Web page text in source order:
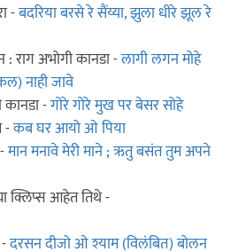
-बदरिया बरसे रे सैंय्या, झुला धीरे झूल रे
राग अभोगी कानडा -लागी लगन मोहे
नाही जावे
कानडा -गोरे गोरे मुख पर बेसर सोहे
-कब घर आयो ओ पिया
-मान मनावे मेरी माने ; ऋतु बसंत तुम अपने
क्लिप्स आहेत तिथे -
-दरसन दीजो ओ श्याम (विलंबित) बोलन